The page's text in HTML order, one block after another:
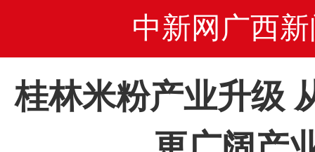
中新网广西新
桂林米粉产业升级